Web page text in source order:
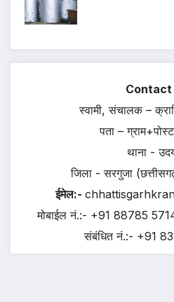
Contact
स्वामी, संचालक –
पता –
थाना -
जिला - सरगुजा
ईमेल:-
मोबाईल नं.:- +91 88785
संबंधित नं.:- +91